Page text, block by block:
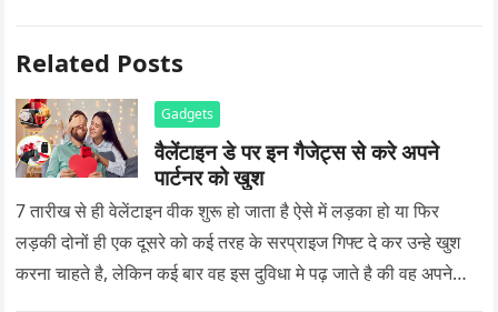
Related Posts
Gadgets
वैलेंटाइन डे पर इन गैजेट्स से करे अपने
पार्टनर को खुश
7 तारीख से ही वेलेंटाइन वीक शुरू हो जाता है ऐसे में लड़का हो या फिर
लड़की दोनों ही एक दूसरे को कई तरह के सरप्राइज गिफ्ट दे कर उन्हे खुश
करना चाहते है, लेकिन कई बार वह इस दुविधा मे पढ़ जाते है की वह अपने